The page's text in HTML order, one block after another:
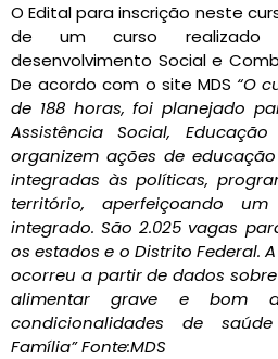
O Edital para inscrição neste
de um curso realizado
desenvolvimento Social e
De acordo com o site MDS “O
de 188 horas, foi planejado
Assistência Social,
organizem ações de
integradas às políticas,
território, aperfeiçoando
integrado. São 2.025 vagas
os estados e o Distrito Federal.
ocorreu a partir de dados
alimentar grave e bom
condicionalidades de
Família” Fonte:MDS